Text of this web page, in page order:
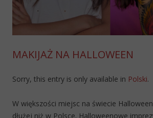
MAKIJAŻ NA HALLOWEEN
Sorry, this entry is only available in Polski.
W większości miejsc na świecie
dłużej niż w Polsce. Halloweenowe